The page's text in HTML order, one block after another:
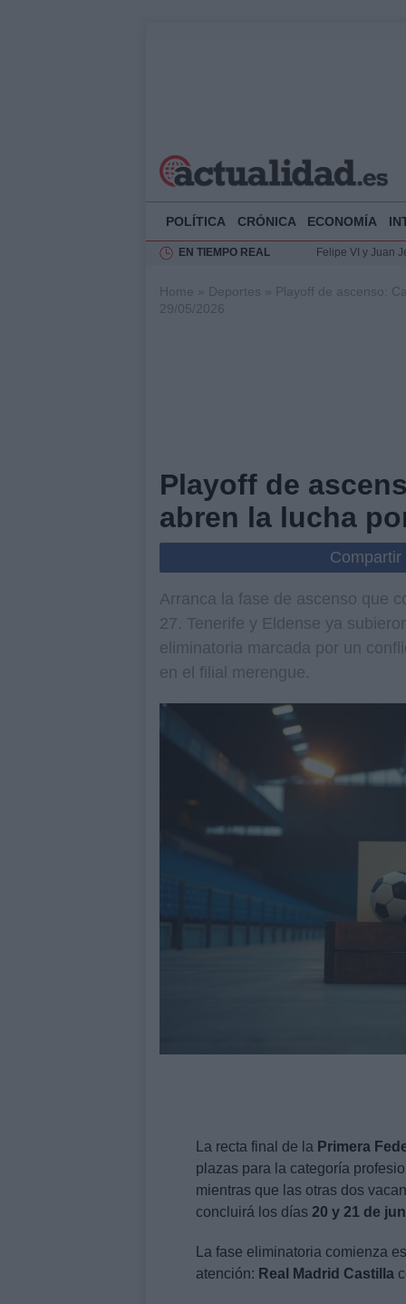
POLÍTICA CRÓNICA ECONOMÍA
EN TIEMPO REAL
Felipe VI y Juan
Guía técnica
Home » Deportes » Playoff de ascenso:
29/05/2026
Playoff de
abren la lucha
Arranca la fase de ascenso que
27. Tenerife y Eldense ya
eliminatoria marcada por un
en el filial merengue.
La recta final de la Primera
plazas para la categoría
mientras que las otras dos
concluirá los días 20 y 21 de
La fase eliminatoria comienza
atención: Real Madrid Castilla